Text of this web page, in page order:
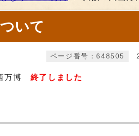
いて
ページ番号：648505
万博 終了しました